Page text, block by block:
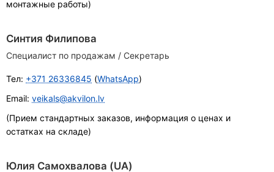
монтажные работы)
Синтия Филипова
Специалист по продажам / Секретарь
Тел: +371 26336845 (WhatsApp)
Email: veikals@akvilon.lv
(Прием стандартных заказов, информация о ценах и
остатках на складе)
Юлия Самохвалова (UA)